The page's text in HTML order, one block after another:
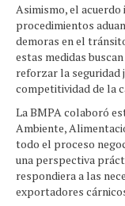
Asimismo, el
procedimientos
demoras en el
estas medidas
reforzar la seguridad
competitividad de la
La BMPA colaboró
Ambiente,
todo el proceso
una perspectiva
respondiera a las
exportadores